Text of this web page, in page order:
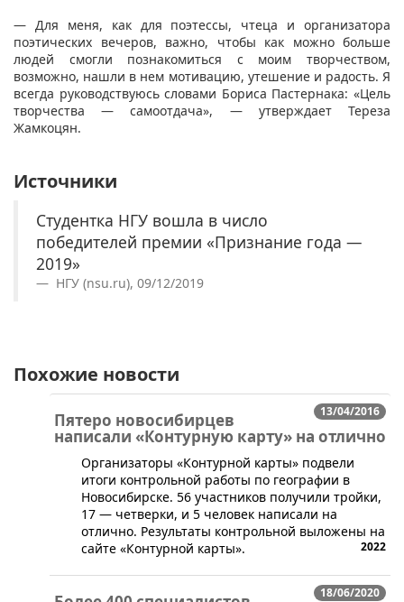
— Для меня, как для поэтессы, чтеца и организатора
поэтических вечеров, важно, чтобы как можно больше
людей смогли познакомиться с моим творчеством,
возможно, нашли в нем мотивацию, утешение и радость. Я
всегда руководствуюсь словами Бориса Пастернака: «Цель
творчества — самоотдача», — утверждает Тереза
Жамкоцян.
Источники
Студентка НГУ вошла в число
победителей премии «Признание года —
2019»
НГУ (nsu.ru), 09/12/2019
Похожие новости
13/04/2016
Пятеро новосибирцев
написали «Контурную карту» на отлично
Организаторы «Контурной карты» подвели
итоги контрольной работы по географии в
Новосибирске. 56 участников получили тройки,
17 — четверки, и 5 человек написали на
отлично. Результаты контрольной выложены на
сайте «Контурной карты».
2022
18/06/2020